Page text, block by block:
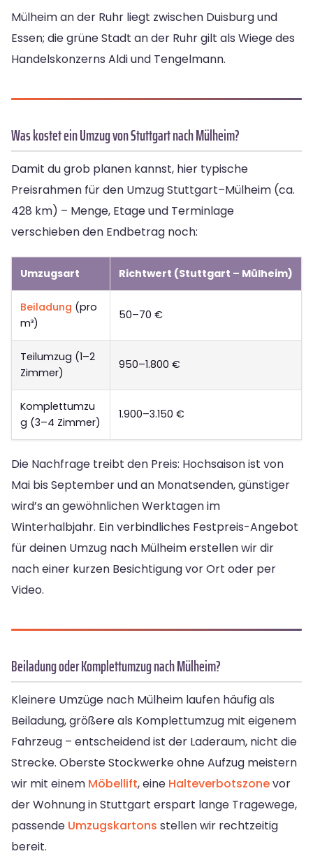
Mülheim an der Ruhr liegt zwischen Duisburg und
Essen; die grüne Stadt an der Ruhr gilt als Wiege des
Handelskonzerns Aldi und Tengelmann.
Was kostet ein Umzug von Stuttgart nach Mülheim?
Damit du grob planen kannst, hier typische
Preisrahmen für den Umzug Stuttgart–Mülheim (ca.
428 km) – Menge, Etage und Terminlage
verschieben den Endbetrag noch:
Umzugsart Richtwert (Stuttgart – Mülheim)
Beiladung (pro
m³)
50–70 €
Teilumzug (1–2
Zimmer)
950–1.800 €
Komplettumzu
g (3–4 Zimmer)
1.900–3.150 €
Die Nachfrage treibt den Preis: Hochsaison ist von
Mai bis September und an Monatsenden, günstiger
wird’s an gewöhnlichen Werktagen im
Winterhalbjahr. Ein verbindliches Festpreis-Angebot
für deinen Umzug nach Mülheim erstellen wir dir
nach einer kurzen Besichtigung vor Ort oder per
Video.
Beiladung oder Komplettumzug nach Mülheim?
Kleinere Umzüge nach Mülheim laufen häufig als
Beiladung, größere als Komplettumzug mit eigenem
Fahrzeug – entscheidend ist der Laderaum, nicht die
Strecke. Oberste Stockwerke ohne Aufzug meistern
wir mit einem Möbellift, eine Halteverbotszonevor
der Wohnung in Stuttgart erspart lange Tragewege,
passende Umzugskartons stellen wir rechtzeitig
bereit.